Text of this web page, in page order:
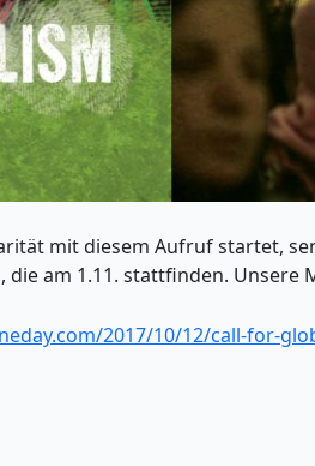
mit diesem Aufruf startet,
am 1.11. stattfinden.
2017/10/12/call-for-